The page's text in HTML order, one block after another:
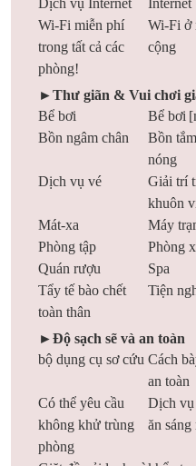
Dịch vụ Internet
Internet
Wi-Fi miễn phí
trong tất cả các
phòng!
Wi-Fi ở
cộng
►Thư giãn & Vui chơi
Bể bơi
Bể bơi
Bồn ngâm chân
Bồn
nóng
Dịch vụ vé
Giải trí
khuôn
Mát-xa
Máy
Phòng tập
Phòng
Quán rượu
Spa
Tẩy tế bào chết
toàn thân
Tiện
►Độ sạch sẽ và an toàn
bộ dụng cụ sơ cứu Cách
an toàn
Có thể yêu cầu
không khử trùng
phòng
Dịch
ăn sáng